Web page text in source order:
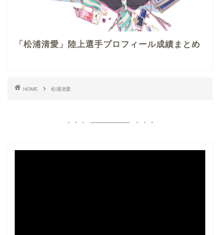
「松浦清愛」陸上選手プロフィール成績まとめ
HOME 松浦清愛